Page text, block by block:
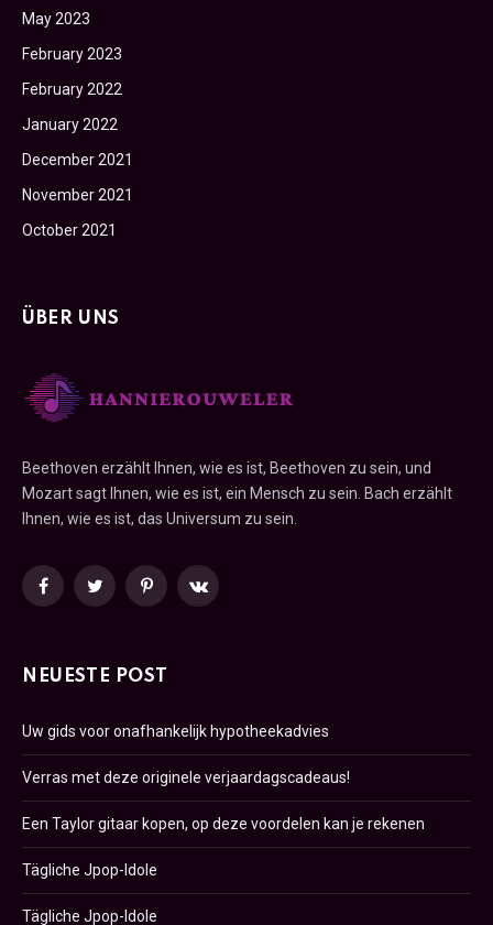
May 2023
February 2023
February 2022
January 2022
December 2021
November 2021
October 2021
ÜBER UNS
Beethoven erzählt Ihnen, wie es ist, Beethoven zu sein, und
Mozart sagt Ihnen, wie es ist, ein Mensch zu sein. Bach erzählt
Ihnen, wie es ist, das Universum zu sein.
FacebookTwitterPinterestVKontakte
NEUESTE POST
Uw gids voor onafhankelijk hypotheekadvies
Verras met deze originele verjaardagscadeaus!
Een Taylor gitaar kopen, op deze voordelen kan je rekenen
Tägliche Jpop-Idole
Tägliche Jpop-Idole